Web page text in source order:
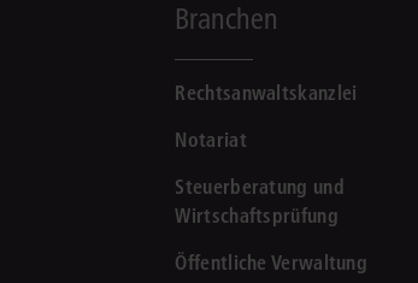
Branchen
Rechtsanwaltskanzlei
Notariat
Steuerberatung und
Wirtschaftsprüfung
Öffentliche Verwaltung